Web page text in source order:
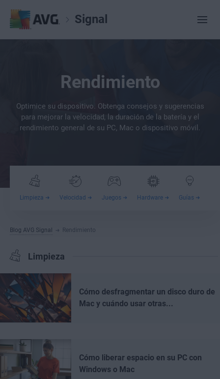
Signal
Rendimiento
Optimice su dispositivo. Obtenga consejos y sugerencias
para mejorar la velocidad, la duración de la batería y el
rendimiento general de su PC, Mac o dispositivo móvil.
Limpieza Velocidad Juegos Hardware Guías
Blog AVG Signal Rendimiento
Limpieza
Cómo desfragmentar un disco duro de
Mac y cuándo usar otras...
Cómo liberar espacio en su PC con
Windows o Mac